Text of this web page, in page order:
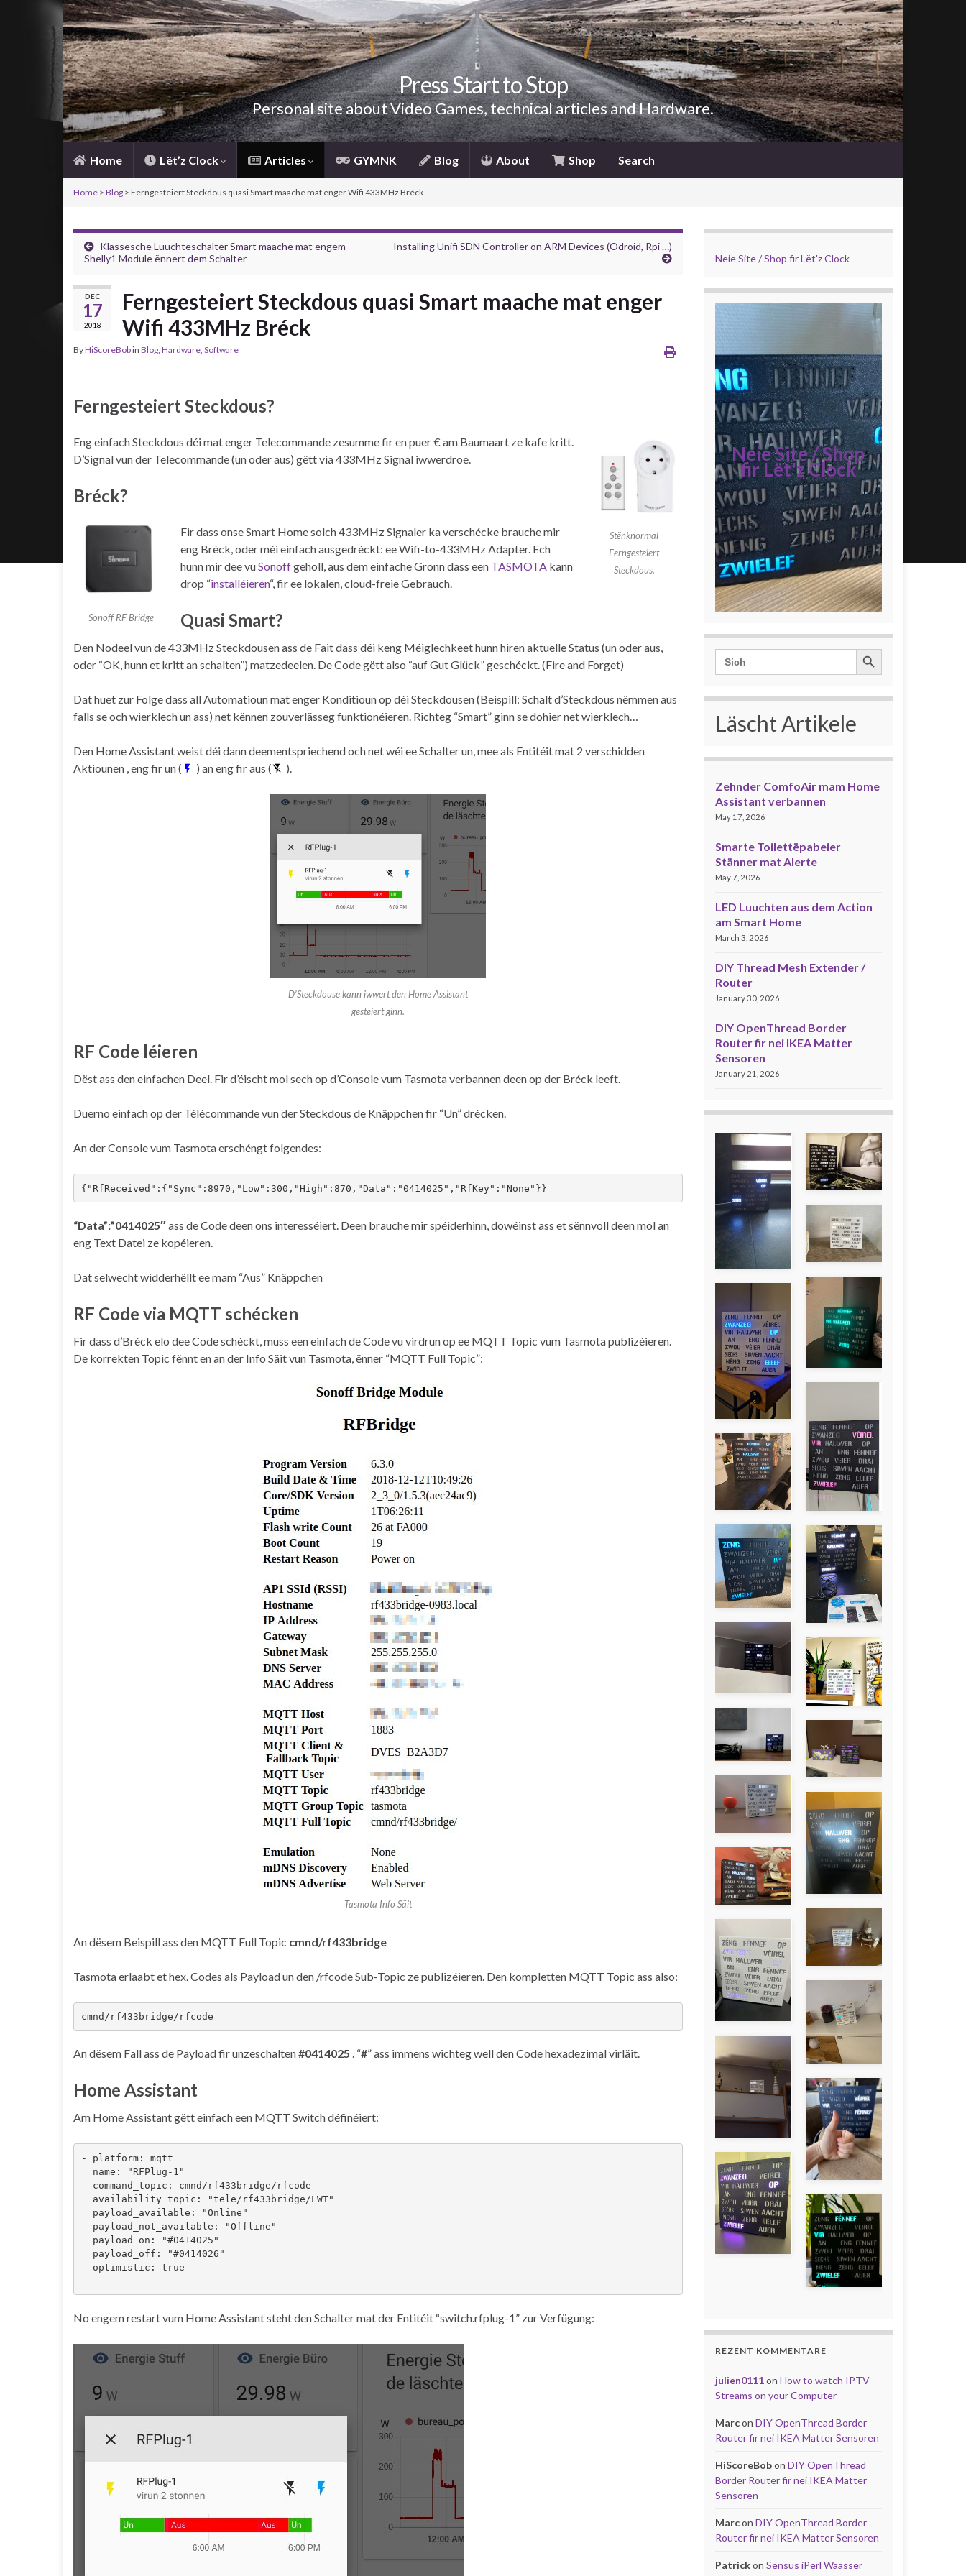
Press Start to Stop
Personal site about Video Games, technical articles and Hardware.
Home Lët’z Clock Articles GYMNK Blog About Shop Search
Search Button
Home > Blog > Ferngesteiert Steckdous quasi Smart maache mat enger Wifi 433MHz Bréck
Klassesche Luuchteschalter Smart maache mat engem
Shelly1 Module ënnert dem Schalter
Installing Unifi SDN Controller on ARM Devices (Odroid, Rpi …)
DEC
17
2018
Ferngesteiert Steckdous quasi Smart maache mat enger
Wifi 433MHz Bréck
ByHiScoreBobin Blog, Hardware, Software
Ferngesteiert Steckdous?
Stënknormal
Ferngesteiert
Steckdous.
Eng einfach Steckdous déi mat enger Telecommande zesumme fir en puer € am Baumaart ze kafe kritt.
D’Signal vun der Telecommande (un oder aus) gëtt via 433MHz Signal iwwerdroe.
Bréck?
Sonoff RF Bridge
Fir dass onse Smart Home solch 433MHz Signaler ka verschécke brauche mir
eng Bréck, oder méi einfach ausgedréckt: ee Wifi-to-433MHz Adapter. Ech
hunn mir dee vuSonoffgeholl, aus dem einfache Gronn dass een TASMOTA kann
drop “installéieren“, fir ee lokalen, cloud-freie Gebrauch.
Quasi Smart?
Den Nodeel vun de 433MHz Steckdousen ass de Fait dass déi keng Méiglechkeet hunn hiren aktuelle Status (un oder aus,
oder “OK, hunn et kritt an schalten”) matzedeelen. De Code gëtt also “auf Gut Glück” geschéckt. (Fire and Forget)
Dat huet zur Folge dass all Automatioun mat enger Konditioun op déi Steckdousen (Beispill: Schalt d’Steckdous nëmmen aus
falls se och wierklech un ass) net kënnen zouverlässeg funktionéieren. Richteg “Smart” ginn se dohier net wierklech…
Den Home Assistant weist déi dann deementspriechend och net wéi ee Schalter un, mee als Entitéit mat 2 verschidden
Aktiounen , eng fir un (
) an eng fir aus ( ).
D’Steckdouse kann iwwert den Home Assistant
gesteiert ginn.
RF Code léieren
Dëst ass den einfachen Deel. Fir d’éischt mol sech op d’Console vum Tasmota verbannen deen op der Bréck leeft.
Duerno einfach op der Télécommande vun der Steckdous de Knäppchen fir “Un” drécken.
An der Console vum Tasmota erschéngt folgendes:
{"RfReceived":{"Sync":8970,"Low":300,"High":870,"Data":"0414025","RfKey":"None"}}
“Data”:”0414025″ass de Code deen ons interesséiert. Deen brauche mir spéiderhinn, dowéinst ass et sënnvoll deen mol an
eng Text Datei ze kopéieren.
Dat selwecht widderhëllt ee mam “Aus” Knäppchen
RF Code via MQTT schécken
Fir dass d’Bréck elo dee Code schéckt, muss een einfach de Code vu virdrun op ee MQTT Topic vum Tasmota publizéieren.
De korrekten Topic fënnt en an der Info Säit vun Tasmota, ënner “MQTT Full Topic”:
Tasmota Info Säit
An dësem Beispill ass den MQTT Full Topic cmnd/rf433bridge
Tasmota erlaabt et hex. Codes als Payload un den /rfcode Sub-Topic ze publizéieren. Den kompletten MQTT Topic ass also:
cmnd/rf433bridge/rfcode
An dësem Fall ass de Payload fir unzeschalten#0414025 . “#” ass immens wichteg well den Code hexadezimal virläit.
Home Assistant
Am Home Assistant gëtt einfach een MQTT Switch définéiert:
- platform: mqtt
No engem restart vum Home Assistant steht den Schalter mat der Entitéit “switch.rfplug-1” zur Verfügung:
Neie Site / Shop fir Lët'z Clock
Neie Site / Shop
fir Lët'z Clock
Search
for:
Search Button
Läscht Artikele
Zehnder ComfoAir mam Home
Assistant verbannen
May 17, 2026
Smarte Toilettëpabeier
Stänner mat Alerte
May 7, 2026
LED Luuchten aus dem Action
am Smart Home
March 3, 2026
DIY Thread Mesh Extender /
Router
January 30, 2026
DIY OpenThread Border
Router fir nei IKEA Matter
Sensoren
January 21, 2026
REZENT KOMMENTARE
julien0111on How to watch IPTV
Streams on your Computer
Marcon DIY OpenThread Border
Router fir nei IKEA Matter Sensoren
HiScoreBobon DIY OpenThread
Border Router fir nei IKEA Matter
Sensoren
Marcon DIY OpenThread Border
Router fir nei IKEA Matter Sensoren
Patrickon Sensus iPerl Waasser